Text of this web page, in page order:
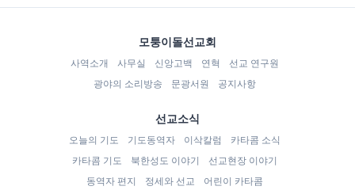
모퉁이돌선교회
사역소개 사무실 신앙고백 연혁
선교 연구원
광야의 소리방송
문광서원 공지사항
선교소식
오늘의 기도 기도동역자 이삭칼럼
카타콤 소식
카타콤 기도
북한성도 이야기
선교현장 이야기
동역자 편지
정세와 선교 어린이 카타콤